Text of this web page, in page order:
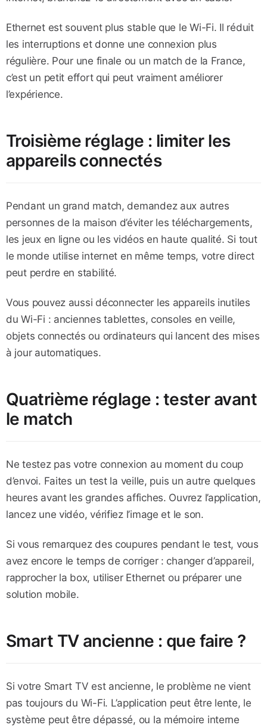
Ethernet est souvent plus stable que le Wi-Fi. Il réduit
les interruptions et donne une connexion plus
régulière. Pour une finale ou un match de la France,
c’est un petit effort qui peut vraiment améliorer
l’expérience.
Troisième réglage : limiter les
appareils connectés
Pendant un grand match, demandez aux autres
personnes de la maison d’éviter les téléchargements,
les jeux en ligne ou les vidéos en haute qualité. Si tout
le monde utilise internet en même temps, votre direct
peut perdre en stabilité.
Vous pouvez aussi déconnecter les appareils inutiles
du Wi-Fi : anciennes tablettes, consoles en veille,
objets connectés ou ordinateurs qui lancent des mises
à jour automatiques.
Quatrième réglage : tester avant
le match
Ne testez pas votre connexion au moment du coup
d’envoi. Faites un test la veille, puis un autre quelques
heures avant les grandes affiches. Ouvrez l’application,
lancez une vidéo, vérifiez l’image et le son.
Si vous remarquez des coupures pendant le test, vous
avez encore le temps de corriger : changer d’appareil,
rapprocher la box, utiliser Ethernet ou préparer une
solution mobile.
Smart TV ancienne : que faire ?
Si votre Smart TV est ancienne, le problème ne vient
pas toujours du Wi-Fi. L’application peut être lente, le
système peut être dépassé, ou la mémoire interne